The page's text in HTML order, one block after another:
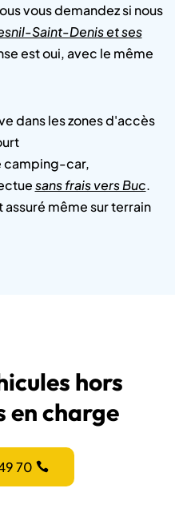
vous demandez si nous
Saint-Denis et ses
est oui, avec le même
dans les zones d'accès
camping-car,
sans frais vers Buc.
même sur terrain
hors
en charge
70